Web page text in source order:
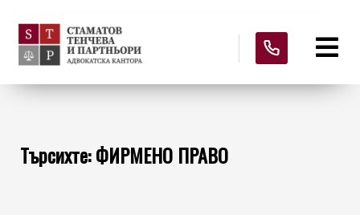
Търсихте: ФИРМЕНО ПРАВО